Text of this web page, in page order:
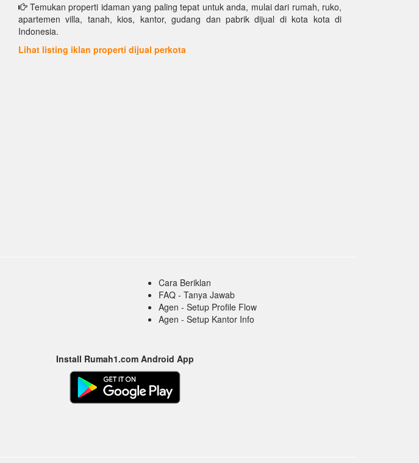
Temukan properti idaman yang paling tepat untuk anda, mulai dari rumah, ruko,
apartemen villa, tanah, kios, kantor, gudang dan pabrik dijual di kota kota di
Indonesia.
Lihat listing iklan properti dijual perkota
Cara Beriklan
FAQ - Tanya Jawab
Agen - Setup Profile Flow
Agen - Setup Kantor Info
Install Rumah1.com Android App